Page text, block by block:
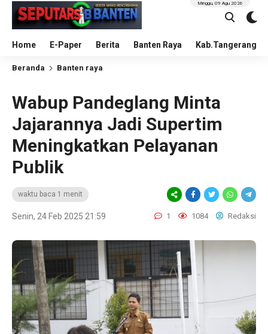
Home E-Paper Berita Banten Raya Kab.Tangerang
Minggu, 09 Agu 2026
Beranda Banten raya
Wabup Pandeglang Minta
Jajarannya Jadi Supertim
Meningkatkan Pelayanan
Publik
waktu baca 1 menit
Senin, 24 Feb 2025 21:59 1 1084 Redaksi